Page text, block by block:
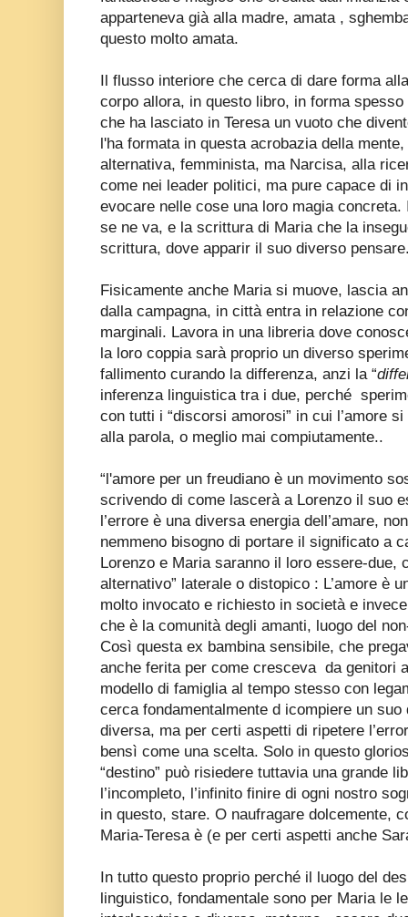
apparteneva già alla madre, amata ,
questo molto amata.
Il flusso interiore che cerca di dare forma
corpo allora, in questo libro, in forma
che ha lasciato in Teresa un vuoto che
l'ha formata in questa acrobazia della
alternativa, femminista, ma Narcisa, alla
come nei leader politici, ma pure capace di
evocare nelle cose una loro magia
se ne va, e la scrittura di Maria che la
scrittura, dove apparir il suo diverso
Fisicamente anche Maria si muove, lascia
dalla campagna, in città entra in relazione
marginali. Lavora in una libreria dove
la loro coppia sarà proprio un diverso
fallimento curando la differenza, anzi la “
inferenza linguistica tra i due, perché
con tutti i “discorsi amorosi” in cui l’amore
alla parola, o meglio mai compiutamente..
“l'amore per un freudiano è un movimento
scrivendo di come lascerà a Lorenzo il suo
l’errore è una diversa energia dell’amare,
nemmeno bisogno di portare il significato a
Lorenzo e Maria saranno il loro essere-due,
alternativo” laterale o distopico : L’amore è
molto invocato e richiesto in società e
che è la comunità degli amanti, luogo del
Così questa ex bambina sensibile, che
anche ferita per come cresceva da genitori
modello di famiglia al tempo stesso con
cerca fondamentalmente d icompiere un
diversa, ma per certi aspetti di ripetere
bensì come una scelta. Solo in questo
“destino” può risiedere tuttavia una grande
l’incompleto, l’infinito finire di ogni nostro
in questo, stare. O naufragare dolcemente,
Maria-Teresa è (e per certi aspetti anche
In tutto questo proprio perché il luogo del
linguistico, fondamentale sono per Maria le